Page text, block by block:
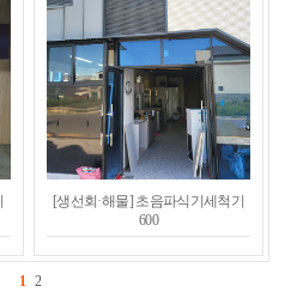
[생선회·해물] 초음파식기세척기
600
1 2